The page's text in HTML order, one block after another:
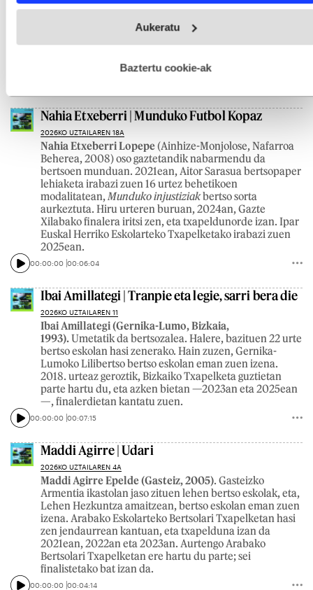
fitxategiak erabiltzen ditu. Zure esperientzia eta zerbitzuak
esplizitua ematen diguzu.Gehiago irakurri
Aukeratu
Baztertu cookie-ak
txapelketetan egin zituen jendaurreko lehen saioak, eta,
hartu. Gipuzkoako Bertsolari Txapelketetan ere hainbat
hartu zuen. Familia medikua da lanbidez.
Nahia Etxeberri | Munduko Futbol Kopaz
2026KO UZTAILAREN 18A
Nahia Etxeberri Lopepe(Ainhize-Monjolose, Nafarroa
Beherea, 2008) oso gaztetandik nabarmendu da
bertsoen munduan. 2021ean, Aitor Sarasua bertsopaper
lehiaketa irabazi zuen 16 urtez behetikoen
modalitatean, Munduko injustiziakbertso sorta
aurkeztuta. Hiru urteren buruan, 2024an, Gazte
Xilabako finalera iritsi zen, eta txapeldunorde izan. Ipar
Euskal Herriko Eskolarteko Txapelketako irabazi zuen
2025ean.
00:00:00 00:06:04
Ibai Amillategi | Tranpie eta legie, sarri bera die
2026KO UZTAILAREN 11
Ibai Amillategi (Gernika-Lumo, Bizkaia,
1993).Umetatik da bertsozalea. Halere, bazituen 22 urte
bertso eskolan hasi zenerako. Hain zuzen, Gernika-
Lumoko Lilibertso bertso eskolan eman zuen izena.
2018. urteaz geroztik, Bizkaiko Txapelketa guztietan
parte hartu du, eta azken bietan —2023an eta 2025ean
—, finalerdietan kantatu zuen.
00:00:00 00:07:15
Maddi Agirre | Udari
2026KO UZTAILAREN 4A
Maddi Agirre Epelde (Gasteiz, 2005). Gasteizko
Armentia ikastolan jaso zituen lehen bertso eskolak, eta,
Lehen Hezkuntza amaitzean, bertso eskolan eman zuen
izena. Arabako Eskolarteko Bertsolari Txapelketan hasi
zen jendaurrean kantuan, eta txapelduna izan da
2021ean, 2022an eta 2023an. Aurtengo Arabako
Bertsolari Txapelketan ere hartu du parte; sei
finalistetako bat izan da.
00:00:00 00:04:14